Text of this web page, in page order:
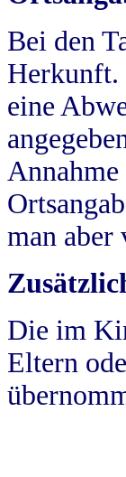
Bei den
Herkunft.
eine
man aber
Die im
Eltern